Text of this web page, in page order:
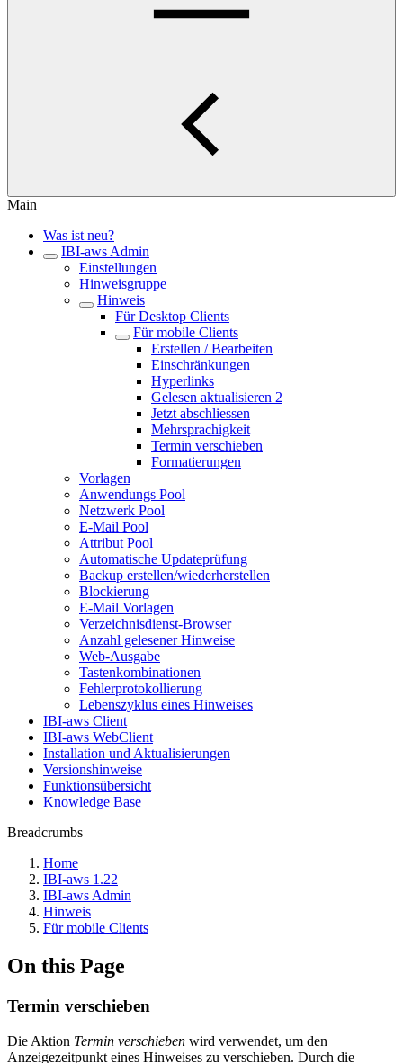
Main
Was ist neu?
IBI-aws Admin
Einstellungen
Hinweisgruppe
Hinweis
Für Desktop Clients
Für mobile Clients
Erstellen / Bearbeiten
Einschränkungen
Hyperlinks
Gelesen aktualisieren 2
Jetzt abschliessen
Mehrsprachigkeit
Termin verschieben
Formatierungen
Vorlagen
Anwendungs Pool
Netzwerk Pool
E-Mail Pool
Attribut Pool
Automatische Updateprüfung
Backup erstellen/wiederherstellen
Blockierung
E-Mail Vorlagen
Verzeichnisdienst-Browser
Anzahl gelesener Hinweise
Web-Ausgabe
Tastenkombinationen
Fehlerprotokollierung
Lebenszyklus eines Hinweises
IBI-aws Client
IBI-aws WebClient
Installation und Aktualisierungen
Versionshinweise
Funktionsübersicht
Knowledge Base
Breadcrumbs
Home
IBI-aws 1.22
IBI-aws Admin
Hinweis
Für mobile Clients
On this Page
Termin verschieben
Die Aktion Termin verschieben wird verwendet, um den
Anzeigezeitpunkt eines Hinweises zu verschieben. Durch die